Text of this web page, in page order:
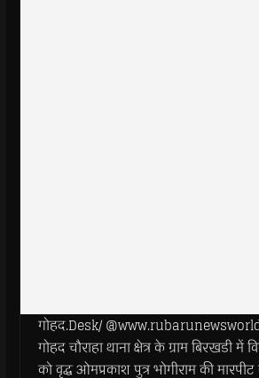
गोहद.Desk/
गोहद चौराहा थाना क्षेत्र के ग्राम बिरखडी में
को वृद्ध ओमप्रकाश पुत्र भोगीराम की